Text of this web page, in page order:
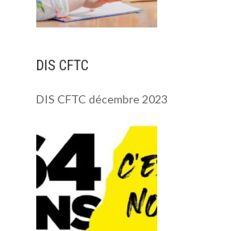
DIS CFTC
DIS CFTC décembre 2023